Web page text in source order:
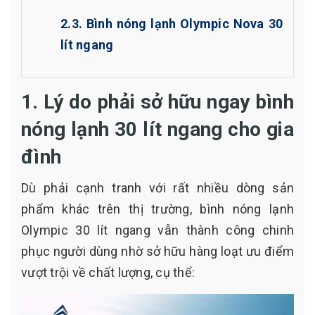
2.3. Bình nóng lạnh Olympic Nova 30
lít ngang
1. Lý do phải sở hữu ngay bình
nóng lạnh 30 lít ngang cho gia
đình
Dù phải cạnh tranh với rất nhiều dòng sản
phẩm khác trên thị trường, bình nóng lạnh
Olympic 30 lít ngang vẫn thành công chinh
phục người dùng nhờ sở hữu hàng loạt ưu điểm
vượt trội về chất lượng, cụ thể: